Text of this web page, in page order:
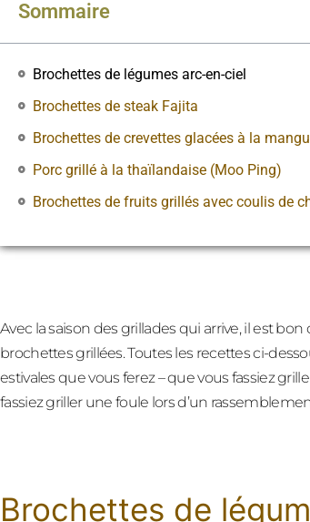
Sommaire
Brochettes de légumes arc-en-ciel
Brochettes de steak Fajita
Brochettes de crevettes glacées à la
Porc grillé à la thaïlandaise (Moo Ping)
Brochettes de fruits grillés avec coulis de
Avec la saison des grillades qui arrive, il est
brochettes grillées. Toutes les recettes ci-
estivales que vous ferez – que vous fassiez
fassiez griller une foule lors d’un
Brochettes de